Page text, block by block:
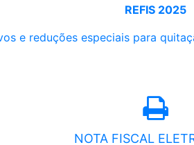
REFIS 2025
e reduções especiais para
NOTA FISCAL